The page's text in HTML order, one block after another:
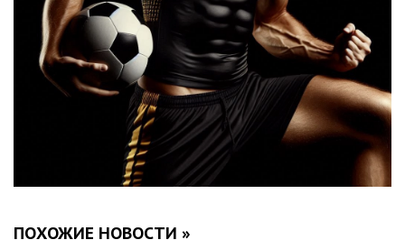
ПОХОЖИЕ НОВОСТИ »